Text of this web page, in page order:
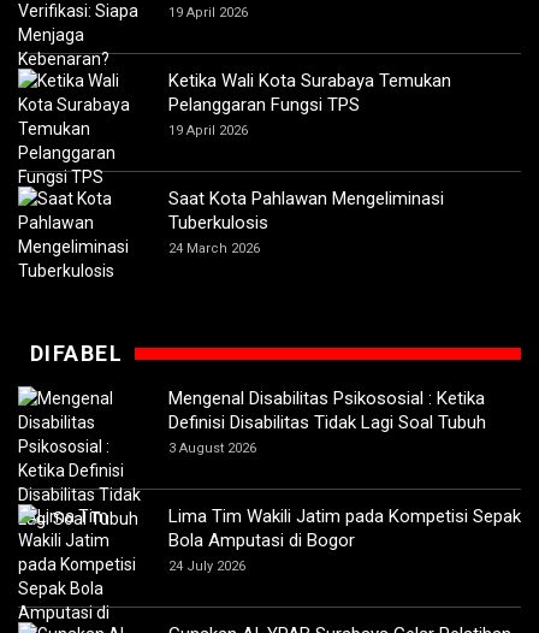
19 April 2026
Ketika Wali Kota Surabaya Temukan
Pelanggaran Fungsi TPS
19 April 2026
Saat Kota Pahlawan Mengeliminasi
Tuberkulosis
24 March 2026
DIFABEL
Mengenal Disabilitas Psikososial : Ketika
Definisi Disabilitas Tidak Lagi Soal Tubuh
3 August 2026
Lima Tim Wakili Jatim pada Kompetisi Sepak
Bola Amputasi di Bogor
24 July 2026